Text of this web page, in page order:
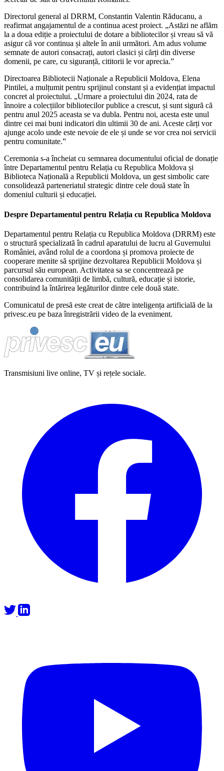
Directorul general al DRRM, Constantin Valentin Răducanu, a
reafirmat angajamentul de a continua acest proiect. „Astăzi ne aflăm
la a doua ediție a proiectului de dotare a bibliotecilor și vreau să vă
asigur că vor continua și altele în anii următori. Am adus volume
semnate de autori consacrați, autori clasici și cărți din diverse
domenii, pe care, cu siguranță, cititorii le vor aprecia.”
Directoarea Bibliotecii Naționale a Republicii Moldova, Elena
Pintilei, a mulțumit pentru sprijinul constant și a evidențiat impactul
concret al proiectului. „Urmare a proiectului din 2024, rata de
înnoire a colecțiilor bibliotecilor publice a crescut, și sunt sigură că
pentru anul 2025 aceasta se va dubla. Pentru noi, acesta este unul
dintre cei mai buni indicatori din ultimii 30 de ani. Aceste cărți vor
ajunge acolo unde este nevoie de ele și unde se vor crea noi servicii
pentru comunitate.”
Ceremonia s-a încheiat cu semnarea documentului oficial de donație
între Departamentul pentru Relația cu Republica Moldova și
Biblioteca Națională a Republicii Moldova, un gest simbolic care
consolidează parteneriatul strategic dintre cele două state în
domeniul culturii și educației.
Despre Departamentul pentru Relația cu Republica Moldova
Departamentul pentru Relația cu Republica Moldova (DRRM) este
o structură specializată în cadrul aparatului de lucru al Guvernului
României, având rolul de a coordona și promova proiecte de
cooperare menite să sprijine dezvoltarea Republicii Moldova și
parcursul său european. Activitatea sa se concentrează pe
consolidarea comunității de limbă, cultură, educație și istorie,
contribuind la întărirea legăturilor dintre cele două state.
Comunicatul de presă este creat de către inteligența artificială de la
privesc.eu pe baza înregistrării video de la eveniment.
Transmisiuni live online, TV și rețele sociale.